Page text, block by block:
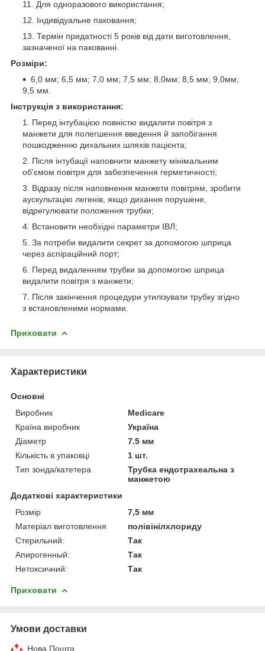
Для одноразового використання;
Індивідуальне паковання;
Термін придатності 5 років від дати виготовлення,
зазначеної на пакованні.
Розміри:
6,0 мм; 6,5 мм; 7,0 мм; 7,5 мм; 8,0мм; 8,5 мм; 9,0мм;
9,5 мм.
Інструкція з використання:
Перед інтубацією повністю видалити повітря з
манжети для полегшення введення й запобігання
пошкодженню дихальних шляхів пацієнта;
Після інтубації наповнити манжету мінімальним
об'ємом повітря для забезпечення герметичності;
Відразу після наповнення манжети повітрям, зробити
аускультацію легенів, якщо дихання порушене,
відрегулювати положення трубки;
Встановити необхідні параметри ІВЛ;
За потреби видалити секрет за допомогою шприца
через аспіраційний порт;
Перед видаленням трубки за допомогою шприца
видалити повітря з манжети;
Після закінчення процедури утилізувати трубку згідно
з встановленими нормами.
Приховати
Характеристики
Основні
Виробник
Medicare
Країна виробник
Україна
Діаметр
7.5 мм
Кількість в упаковці
1 шт.
Тип зонда/катетера
Трубка ендотрахеальна з
манжетою
Додаткові характеристики
Розмір
7,5 мм
Матеріал виготовлення
полівінілхлориду
Стерильний:
Так
Апирогенный:
Так
Нетоксичний:
Так
Приховати
Умови доставки
Нова Пошта